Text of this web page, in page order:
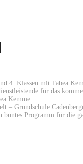
4. Klassen mit Tabea
für das
Kemme
– Grundschule
Programm für die